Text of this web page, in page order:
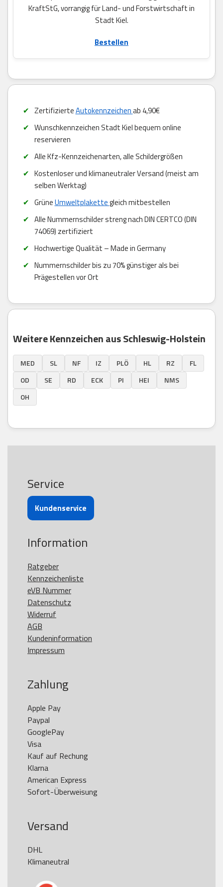
KraftStG, vorrangig für Land- und Forstwirtschaft in
Stadt Kiel.
Bestellen
ZertifizierteAutokennzeichenab 4,90€
Wunschkennzeichen Stadt Kiel bequem online
reservieren
Alle Kfz-Kennzeichenarten, alle Schildergrößen
Kostenloser und klimaneutraler Versand (meist am
selben Werktag)
GrüneUmweltplakettegleich mitbestellen
Alle Nummernschilder streng nach DIN CERTCO (DIN
74069) zertifiziert
Hochwertige Qualität – Made in Germany
Nummernschilder bis zu 70% günstiger als bei
Prägestellen vor Ort
Weitere Kennzeichen aus Schleswig-Holstein
MED SL NF IZ PLÖ HL RZ
FL
OD
SE RD ECK PI HEI
NMS
OH
Service
Kundenservice
Information
Ratgeber
Kennzeichenliste
eVB Nummer
Datenschutz
Widerruf
AGB
Kundeninformation
Impressum
Zahlung
Apple Pay
Paypal
GooglePay
Visa
Kauf auf Rechung
Klarna
American Express
Versand
DHL
Klimaneutral